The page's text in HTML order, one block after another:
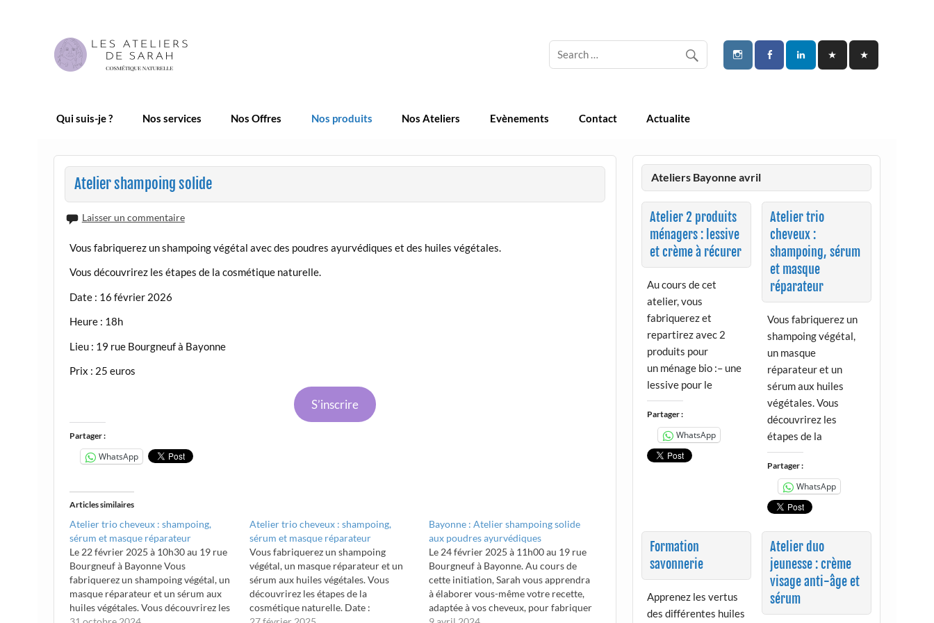
Les Ateliers de Sarah | Cosmetique Naturelle
Qui suis-je ? Nos services Nos Offres Nos produits Nos Ateliers Evènements Contact Actualite
Atelier shampoing solide
Laisser un commentaire
Vous fabriquerez un shampoing végétal avec des poudres ayurvédiques et des huiles végétales.
Vous découvrirez les étapes de la cosmétique naturelle.
Date : 16 février 2026
Heure : 18h
Lieu : 19 rue Bourgneuf à Bayonne
Prix : 25 euros
S’inscrire
Partager :
WhatsApp
Articles similaires
Atelier trio cheveux : shampoing,
sérum et masque réparateur
Le 22 février 2025 à 10h30 au 19 rue
Bourgneuf à Bayonne Vous
fabriquerez un shampoing végétal, un
masque réparateur et un sérum aux
huiles végétales. Vous découvrirez les
Atelier trio cheveux : shampoing,
sérum et masque réparateur
Vous fabriquerez un shampoing
végétal, un masque réparateur et un
sérum aux huiles végétales. Vous
découvrirez les étapes de la
cosmétique naturelle. Date :
Bayonne : Atelier shampoing solide
aux poudres ayurvédiques
Le 24 février 2025 à 11h00 au 19 rue
Bourgneuf à Bayonne. Au cours de
cette initiation, Sarah vous apprendra
à élaborer vous-même votre recette,
adaptée à vos cheveux, pour fabriquer
Ateliers Bayonne avril
Atelier 2 produits
ménagers : lessive
et crème à récurer
Au cours de cet
atelier, vous
fabriquerez et
repartirez avec 2
produits pour
un ménage bio :– une
lessive pour le
Partager :
WhatsApp
Atelier trio
cheveux :
shampoing, sérum
et masque
réparateur
Vous fabriquerez un
shampoing végétal,
un masque
réparateur et un
sérum aux huiles
végétales. Vous
découvrirez les
étapes de la
Partager :
WhatsApp
Formation
savonnerie
Apprenez les vertus
des différentes huiles
Atelier duo
jeunesse : crème
visage anti-âge et
sérum